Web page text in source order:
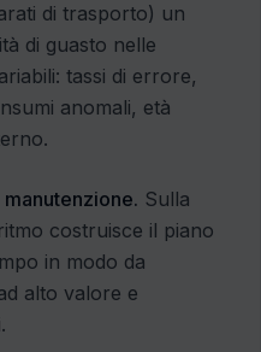
di trasporto) un
di guasto nelle
tassi di errore,
anomali, età
Sulla
costruisce il piano
in modo da
alto valore e